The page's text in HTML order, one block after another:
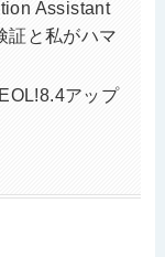
Assistant
証と私がハマ
アップ